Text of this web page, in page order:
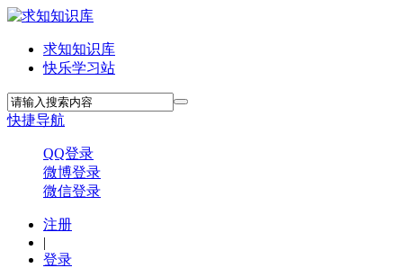
求知知识库
快乐学习站
快捷导航
QQ登录
微博登录
微信登录
注册
|
登录